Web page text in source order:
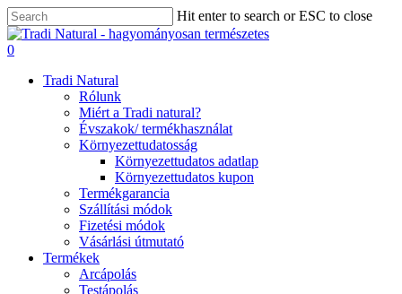
Skip
to
main
Hit enter to search or ESC to close
Close
Search
0
Tradi Natural
Rólunk
Miért a Tradi natural?
Évszakok/ termékhasználat
Környezettudatosság
Környezettudatos adatlap
Környezettudatos kupon
Termékgarancia
Szállítási módok
Fizetési módok
Vásárlási útmutató
Termékek
Arcápolás
Testápolás